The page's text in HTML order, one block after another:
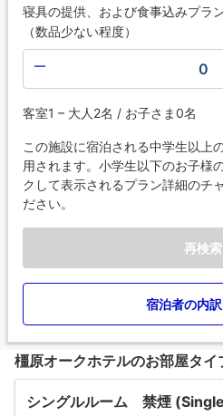
寝具の提供、および食事込みプラ
（数品少ない程度）
0
客室1 – 大人2名 / お子さま0名
この施設に宿泊される中学生以上
用されます。小学生以下のお子様
クして表示されるプラン詳細のチ
ださい。
再検索
宿泊者の内
橿原オークホテルのお部屋タイ
シングルルーム 禁煙